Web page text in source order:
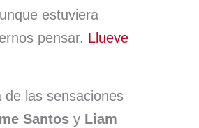
estuviera
pensar. Llueve
las sensaciones
Santos y Liam